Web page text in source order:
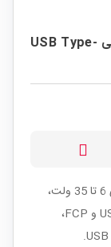
ماژول فست شارژ QC4.0-QC3.0 با خروجی USB Type-
ماژول مبدل تغذیه DC به USB Type-C با ورودی 6 تا 35 ولت،
پشتیبانی از پروتکل‌های USB PD، QC، AFC، SCP و FCP،